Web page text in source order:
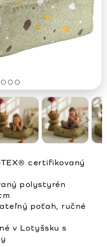
TEX® certifikovaný
polystyrén
poťah, ručné
v Lotyšsku s